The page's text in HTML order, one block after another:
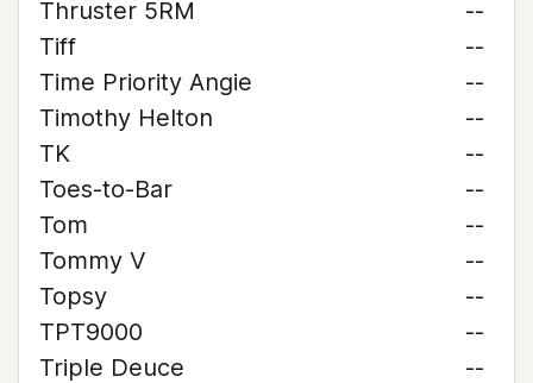
Thruster 5RM
--
Tiff
--
Time Priority Angie
--
Timothy Helton
--
TK
--
Toes-to-Bar
--
Tom
--
Tommy V
--
Topsy
--
TPT9000
--
Triple Deuce
--